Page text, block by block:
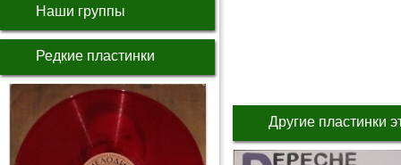
Наши группы
Редкие пластинки
Другие пластинки